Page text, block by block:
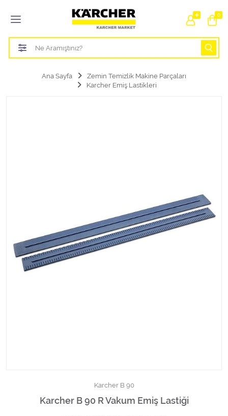
0
Tüm Kategoriler
Bahçe Sulama Ürünleri
Buharlı Temizlik Aparatları
Kimyasallar Deterjanlar
Tüm Kategorileri Gör
Ana Sayfa
Zemin Temizlik Makine Parçaları
Karcher Emiş Lastikleri
Karcher B 90
Karcher B 90 R Vakum Emiş Lastiği